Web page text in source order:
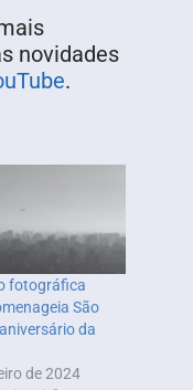
novidades
.
fotográfica
São
da
de 2024